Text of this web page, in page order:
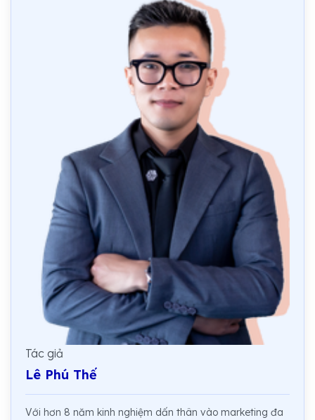
Tác giả
Lê Phú Thế
Với hơn 8 năm kinh nghiệm dấn thân vào marketing đa